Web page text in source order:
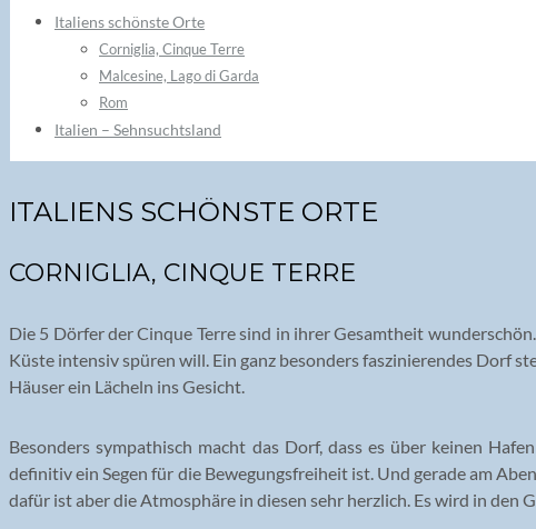
Italiens schönste Orte
Corniglia, Cinque Terre
Malcesine, Lago di Garda
Rom
Italien – Sehnsuchtsland
ITALIENS SCHÖNSTE ORTE
CORNIGLIA, CINQUE TERRE
Die 5 Dörfer der Cinque Terre sind in ihrer Gesamtheit
Küste intensiv spüren will. Ein ganz besonders faszinierendes Dorf
Häuser ein Lächeln ins Gesicht.
Besonders sympathisch macht das Dorf, dass es über keinen
definitiv ein Segen für die Bewegungsfreiheit ist. Und gerade am
dafür ist aber die Atmosphäre in diesen sehr herzlich. Es wird in